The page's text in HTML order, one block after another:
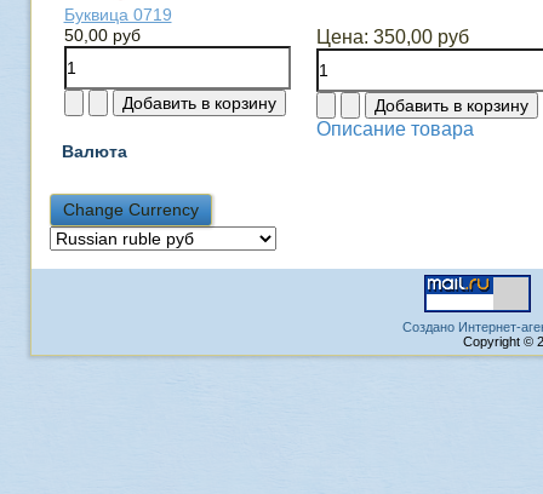
Буквица 0719
50,00 руб
Валюта
Цена: 350,00 руб
Описание товара
Создано Интернет-
Copyright ©